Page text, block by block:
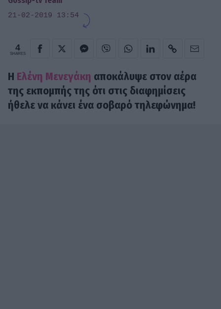
21-02-2019 13:54
4
SHARES
Η Ελένη Μενεγάκη αποκάλυψε στον αέρα
της εκπομπής της ότι στις διαφημίσεις
ήθελε να κάνει ένα σοβαρό τηλεφώνημα!